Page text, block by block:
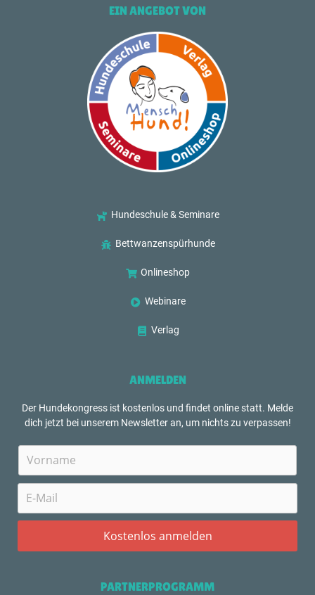
EIN ANGEBOT VON
Hundeschule & Seminare
Bettwanzenspürhunde
Onlineshop
Webinare
Verlag
ANMELDEN
Der Hundekongress ist kostenlos und findet online statt. Melde
dich jetzt bei unserem Newsletter an, um nichts zu verpassen!
PARTNERPROGRAMM